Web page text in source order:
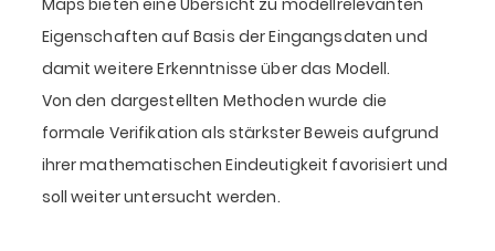
Maps bieten eine Übersicht zu modellrelevanten
Eigenschaften auf Basis der Eingangsdaten und
damit weitere Erkenntnisse über das Modell.
Von den dargestellten Methoden wurde die
formale Verifikation als stärkster Beweis aufgrund
ihrer mathematischen Eindeutigkeit favorisiert und
soll weiter untersucht werden.